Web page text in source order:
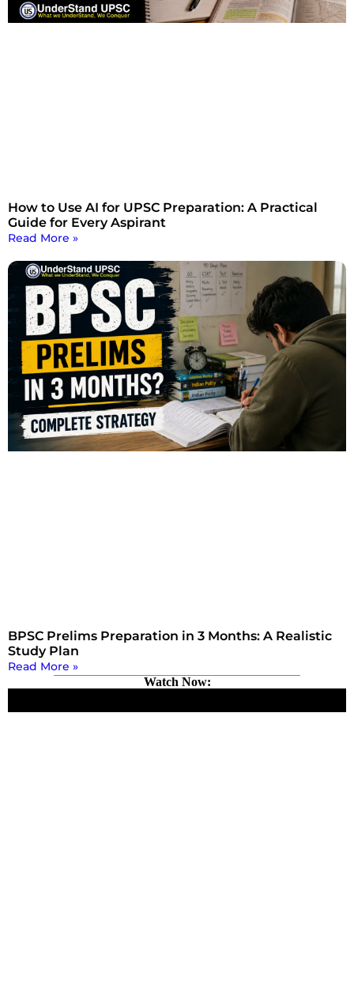
How to Use AI for UPSC Preparation: A Practical
Guide for Every Aspirant
Read More »
BPSC Prelims Preparation in 3 Months: A Realistic
Study Plan
Read More »
Watch Now: